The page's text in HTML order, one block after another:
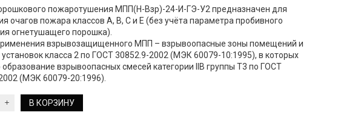
пожаротушения МПП(Н-Взр)-24-И-ГЭ-У2 предназначен для
очагов пожара классов А, В, С и Е (без учёта параметра пробивного
огнетушащего порошка).
взрывозащищенного МПП – взрывоопасные зоны помещений и
класса 2 по ГОСТ 30852.9-2002 (МЭК 60079-10:1995), в которых
взрывоопасных смесей категории ІІВ группы Т3 по ГОСТ
(МЭК 60079-20:1996).
В КОРЗИНУ